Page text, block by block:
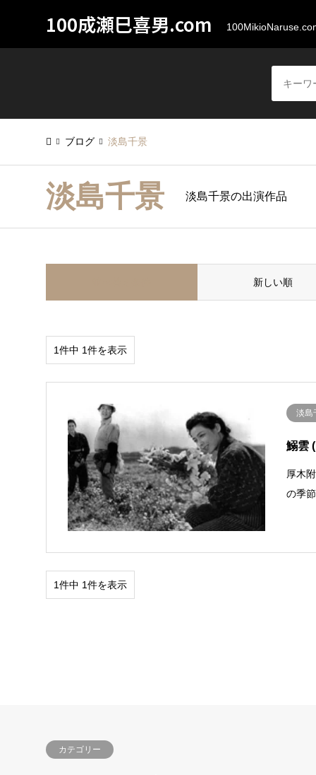
100成瀬巳喜男.com
ブログ 淡島千景
淡島千景 淡島千景の出演作品
新しい順
1件中 1件を表示
淡島
鰯雲
厚木
の季
1件中 1件を表示
カテゴリー